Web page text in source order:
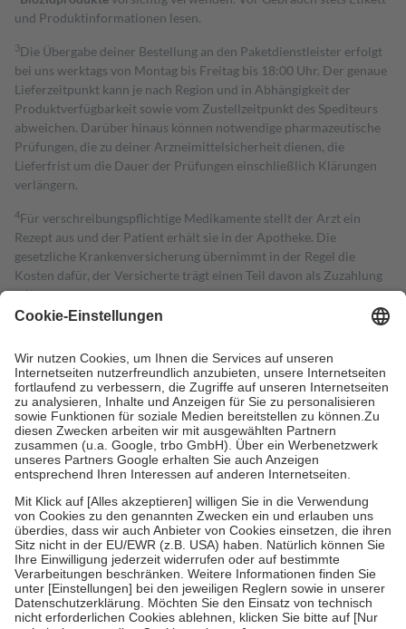
und Produktinformationen lesen.
3Die Übergabe deiner Bestellung an den Paketdienstleister erfolgt
bei uns werktags von Montag bis Freitag bis 18:00 Uhr. Der genaue
Lieferzeitpunkt kann je nach Region und in Abhängigkeit der
Produktverfügbarkeit sowie vom Zustellzeitpunkt des Spediteurs
abweichen. Darüber hinaus können notwendige pharmazeutische
Prüfungen, die zu deiner Arzneimittelsicherheit dienen, die
Lieferfrist um die Dauer der Prüfungen einschließlich Klärungen
verlängern.
4Für verschreibungspflichtige Medikamente stellt der Arzt ein
Rezept aus und der Patient erhält sie in der Apotheke. Die
gesetzliche Krankenversicherung übernimmt in der Regel die
Kosten dafür, der Versicherte trägt einen Teil davon als Zuzahlung
mit.
Grundsätzlich leisten Mitglieder Zuzahlungen in Höhe von zehn
höchstens zehn Euro.
Es sind jedoch nie mehr als die tatsächlichen
Kosten der Leistung zu entrichten.
Diese Regeln gelten grundsätzlich auch für Online-Apotheken.
Bei Heilmitteln und häuslicher Krankenpflege beträgt die
Zuzahlung zehn Prozent der Kosten sowie zehn Euro je
Verordnung.
Um das Engagement der Versicherten für ihre eigene Gesundheit zu
stärken und die besondere Stellung der Familie zu unterstützen,
fallenkeine Zuzahlungenan bei:
• Kindern und Jugendlichen bis zum vollendeten 18. Lebensjahr
mit Ausnahme der Fahrkosten
• Untersuchungen zur Vorsorge und Früherkennung, die von der
GKV getragen werden
• empfohlenen Schutzimpfungen
• Harn- und Blutteststreifen